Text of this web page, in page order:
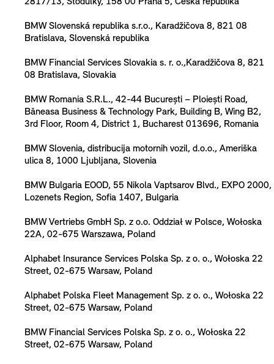
BMW Slovenská republika s.r.o., Karadžičova 8, 821 08
Bratislava, Slovenská republika
BMW Financial Services Slovakia s. r. o.,Karadžičova 8, 821
08 Bratislava, Slovakia
BMW Romania S.R.L., 42-44 București – Ploiești Road,
Băneasa Business & Technology Park, Building B, Wing B2,
3rd Floor, Room 4, District 1, Bucharest 013696, Romania
BMW Slovenia, distribucija motornih vozil, d.o.o., Ameriška
ulica 8, 1000 Ljubljana, Slovenia
BMW Bulgaria EOOD, 55 Nikola Vaptsarov Blvd., EXPO 2000,
Lozenets Region, Sofia 1407, Bulgaria
BMW Vertriebs GmbH Sp. z o.o. Oddział w Polsce, Wołoska
22A, 02-675 Warszawa, Poland
Alphabet Insurance Services Polska Sp. z o. o., Wołoska 22
Street, 02-675 Warsaw, Poland
Alphabet Polska Fleet Management Sp. z o. o., Wołoska 22
Street, 02-675 Warsaw, Poland
BMW Financial Services Polska Sp. z o. o., Wołoska 22
Street, 02-675 Warsaw, Poland